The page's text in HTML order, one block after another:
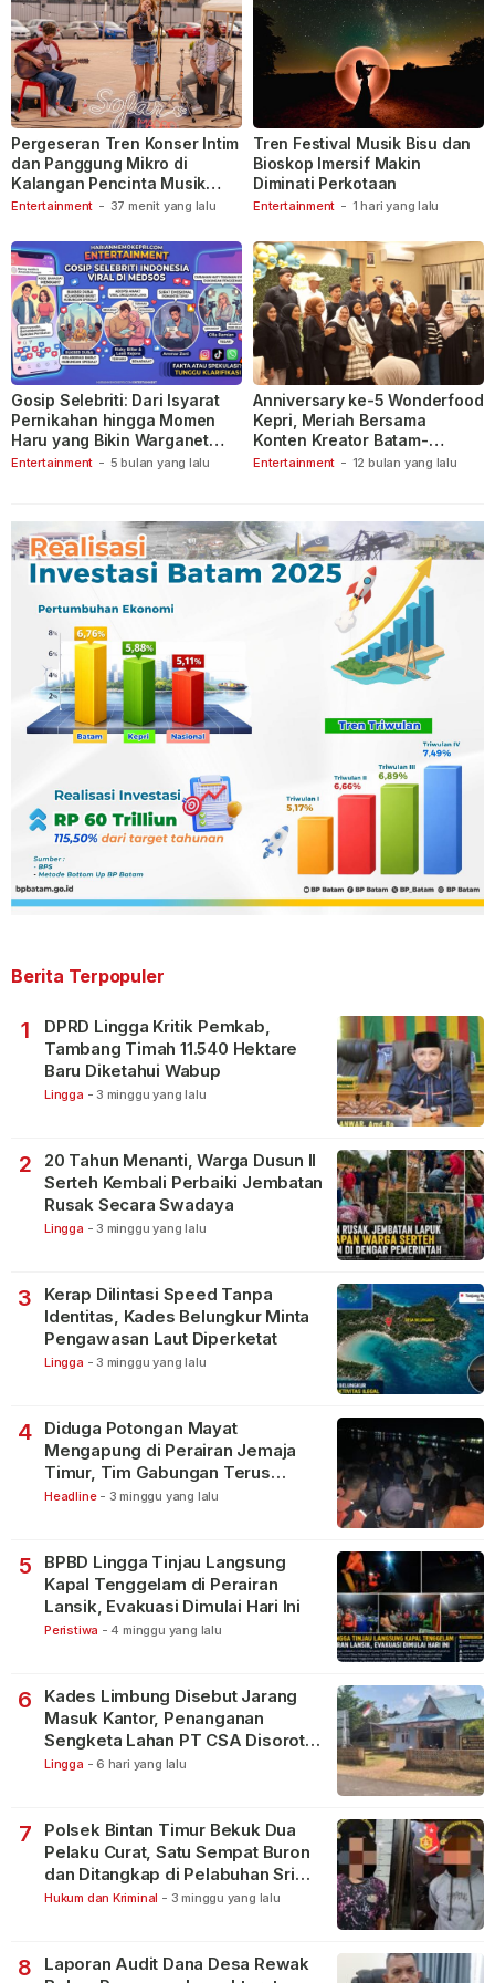
Entertainment - 37 menit yang lalu
Pergeseran Tren Konser Intim
dan Panggung Mikro di
Kalangan Pencinta Musik
Indonesia
Entertainment - 1 hari yang lalu
Tren Festival Musik Bisu dan
Bioskop Imersif Makin
Diminati Perkotaan
Entertainment - 5 bulan yang lalu
Gosip Selebriti: Dari Isyarat
Pernikahan hingga Momen
Haru yang Bikin Warganet
Berspekulasi
Entertainment - 12 bulan yang lalu
Anniversary ke-5 Wonderfood
Kepri, Meriah Bersama
Konten Kreator Batam-
Tanjungpinang
Berita Terpopuler
1
DPRD Lingga Kritik Pemkab,
Tambang Timah 11.540 Hektare
Baru Diketahui Wabup
Lingga - 3 minggu yang lalu
2
20 Tahun Menanti, Warga Dusun II
Serteh Kembali Perbaiki Jembatan
Rusak Secara Swadaya
Lingga - 3 minggu yang lalu
3
Kerap Dilintasi Speed Tanpa
Identitas, Kades Belungkur Minta
Pengawasan Laut Diperketat
Lingga - 3 minggu yang lalu
4
Diduga Potongan Mayat
Mengapung di Perairan Jemaja
Timur, Tim Gabungan Terus
Lakukan Pencarian
Headline - 3 minggu yang lalu
5
BPBD Lingga Tinjau Langsung
Kapal Tenggelam di Perairan
Lansik, Evakuasi Dimulai Hari Ini
Peristiwa - 4 minggu yang lalu
6
Kades Limbung Disebut Jarang
Masuk Kantor, Penanganan
Sengketa Lahan PT CSA Disorot
Warga
Lingga - 6 hari yang lalu
7
Polsek Bintan Timur Bekuk Dua
Pelaku Curat, Satu Sempat Buron
dan Ditangkap di Pelabuhan Sri
Bintan Pura
Hukum dan Kriminal - 3 minggu yang lalu
8
Laporan Audit Dana Desa Rewak